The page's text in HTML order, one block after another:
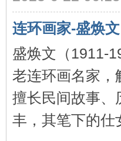
连环画家-盛焕文
盛焕文（1911-
老连环画名家，
擅长民间故事、
丰，其笔下的仕